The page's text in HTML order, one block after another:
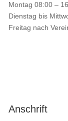
Montag 08:00 –
Dienstag bis
Freitag nach
Anschrift